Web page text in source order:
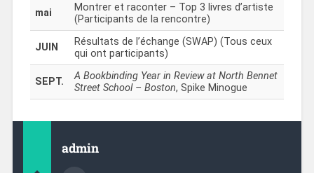
mai
Montrer et raconter – Top 3 livres d’artiste
(Participants de la rencontre)
JUIN
Résultats de l’échange (SWAP) (Tous ceux
qui ont participants)
SEPT.
A Bookbinding Year in Review at North Bennet
Street School – Boston, Spike Minogue
admin